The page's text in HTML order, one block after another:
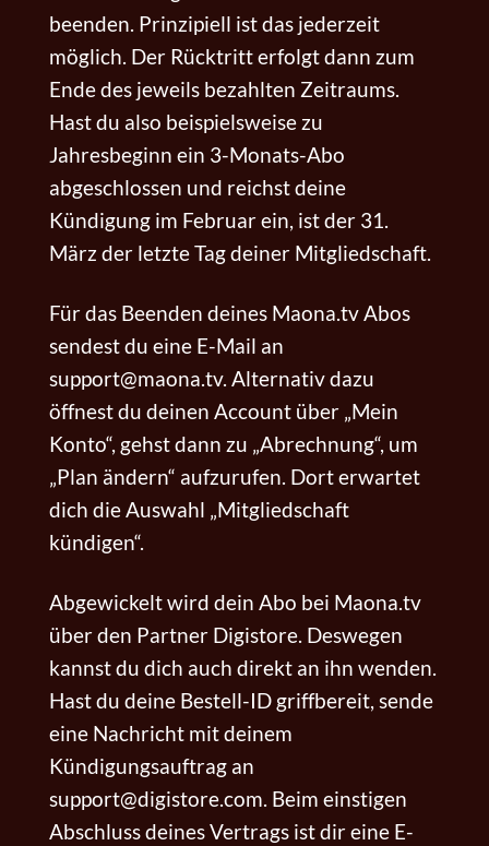
beenden. Prinzipiell ist das jederzeit
möglich. Der Rücktritt erfolgt dann zum
Ende des jeweils bezahlten Zeitraums.
Hast du also beispielsweise zu
Jahresbeginn ein 3-Monats-Abo
abgeschlossen und reichst deine
Kündigung im Februar ein, ist der 31.
März der letzte Tag deiner Mitgliedschaft.
Für das Beenden deines Maona.tv Abos
sendest du eine E-Mail an
support@maona.tv. Alternativ dazu
öffnest du deinen Account über „Mein
Konto“, gehst dann zu „Abrechnung“, um
„Plan ändern“ aufzurufen. Dort erwartet
dich die Auswahl „Mitgliedschaft
kündigen“.
Abgewickelt wird dein Abo bei Maona.tv
über den Partner Digistore. Deswegen
kannst du dich auch direkt an ihn wenden.
Hast du deine Bestell-ID griffbereit, sende
eine Nachricht mit deinem
Kündigungsauftrag an
support@digistore.com. Beim einstigen
Abschluss deines Vertrags ist dir eine E-